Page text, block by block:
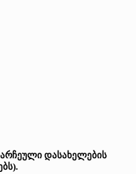
დასახელების